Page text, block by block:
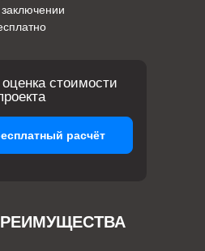
стоимости
расчёт